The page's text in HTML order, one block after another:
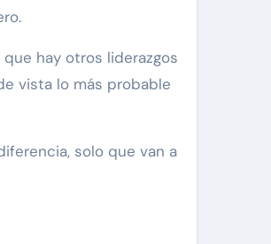
hay otros liderazgos
vista lo más probable
solo que van a